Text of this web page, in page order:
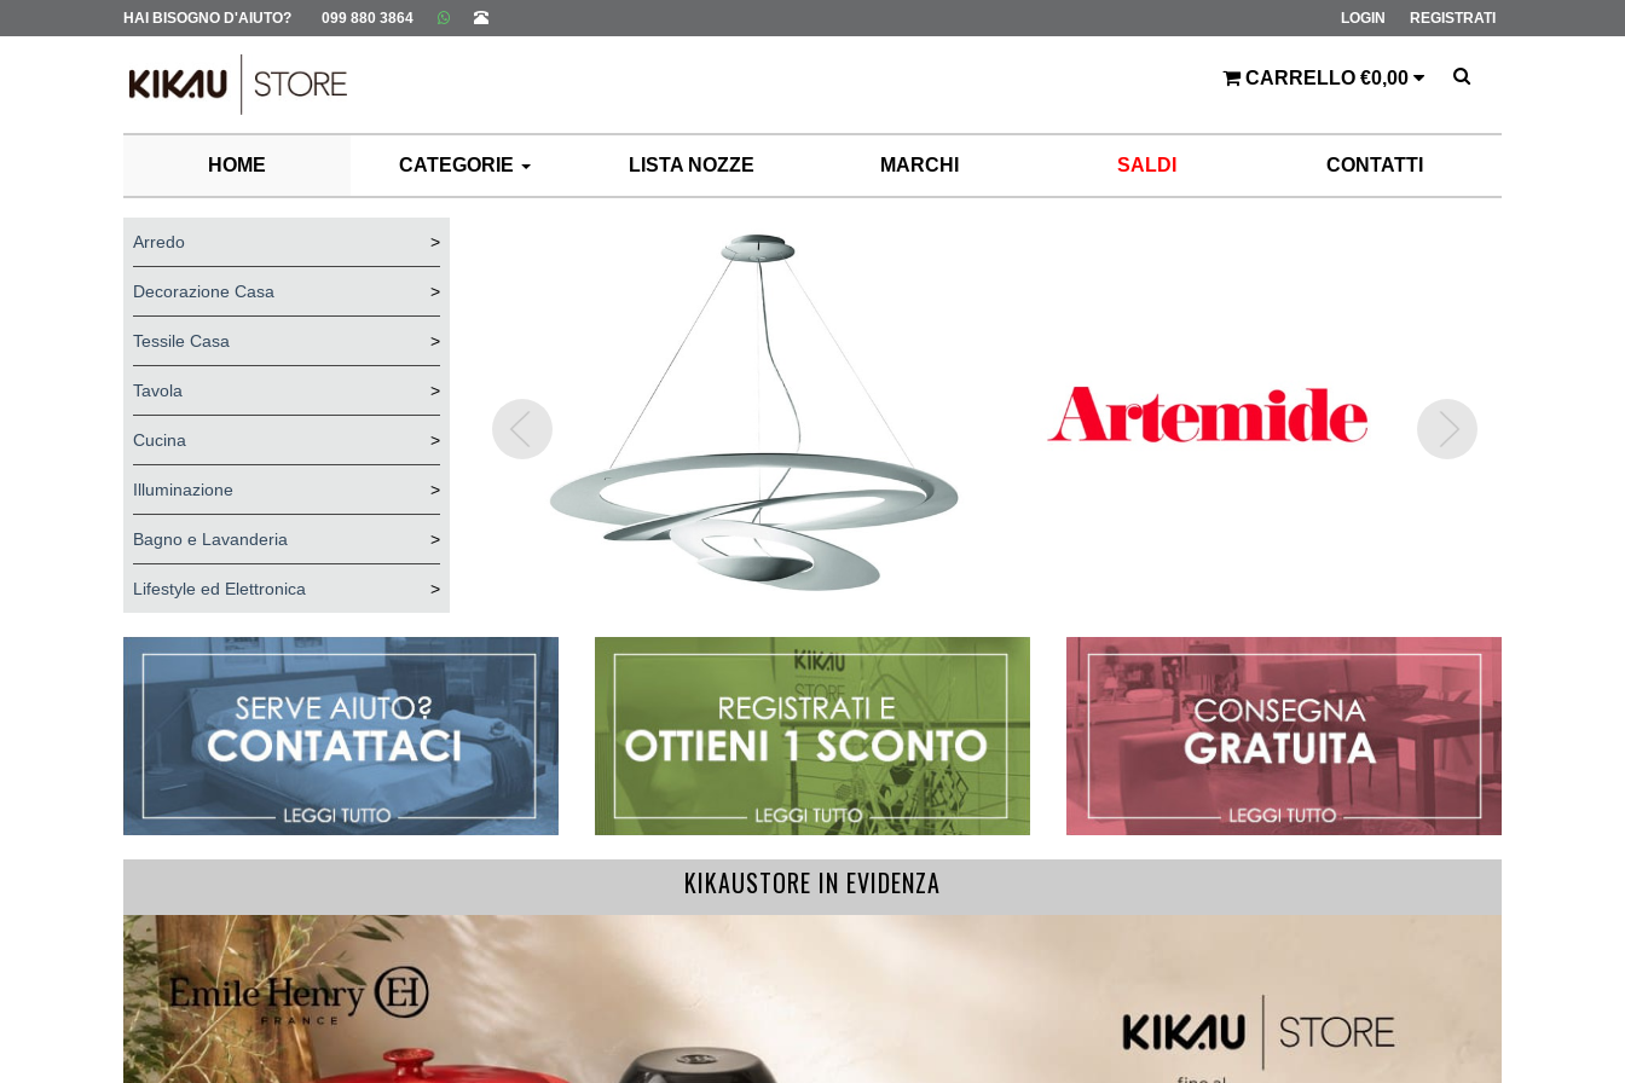
HAI BISOGNO D'AIUTO? 099 880 3864 LOGIN REGISTRATI
CARRELLO €0,00
HOME CATEGORIE LISTA NOZZE MARCHI SALDI CONTATTI
Arredo >
Decorazione Casa >
Tessile Casa >
Tavola >
Cucina >
Illuminazione >
Bagno e Lavanderia >
Lifestyle ed Elettronica >
KIKAUSTORE IN EVIDENZA